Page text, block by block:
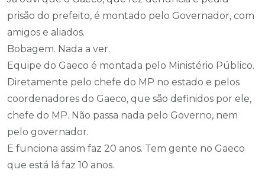
prisão do prefeito, é montado pelo Governador, com
amigos e aliados.
Bobagem. Nada a ver.
Equipe do Gaeco é montada pelo Ministério Público.
Diretamente pelo chefe do MP no estado e pelos
coordenadores do Gaeco, que são definidos por ele,
chefe do MP. Não passa nada pelo Governo, nem
pelo governador.
E funciona assim faz 20 anos. Tem gente no Gaeco
que está lá faz 10 anos.